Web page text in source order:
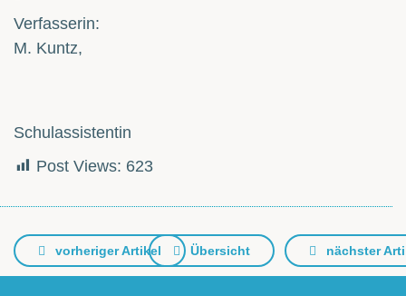
Verfasserin:
M. Kuntz,
Schulassistentin
Post Views: 623
vorheriger Artikel Übersicht nächster